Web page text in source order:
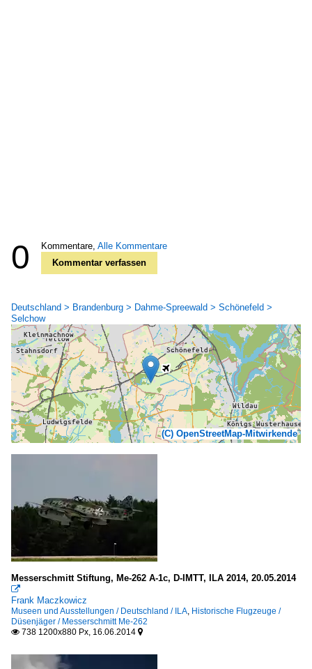
0 Kommentare, Alle Kommentare
Kommentar verfassen
Deutschland > Brandenburg > Dahme-Spreewald > Schönefeld >
Selchow
(C) OpenStreetMap-Mitwirkende
Messerschmitt Stiftung, Me-262 A-1c, D-IMTT, ILA 2014, 20.05.2014

Frank Maczkowicz
Museen und Ausstellungen / Deutschland / ILA, Historische Flugzeuge /
Düsenjäger / Messerschmitt Me-262
 738 1200x880 Px, 16.06.2014 